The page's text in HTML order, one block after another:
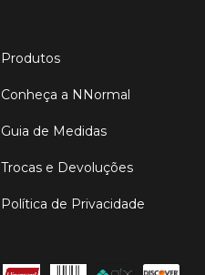
Produtos
Conheça a NNormal
Guia de Medidas
Trocas e Devoluções
Política de Privacidade